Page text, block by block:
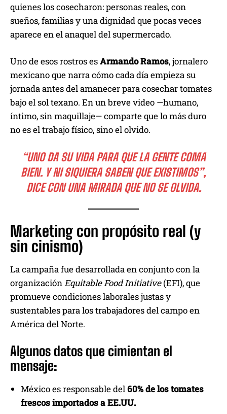
quienes los cosecharon: personas reales, con
sueños, familias y una dignidad que pocas veces
aparece en el anaquel del supermercado.
Uno de esos rostros esArmando Ramos, jornalero
mexicano que narra cómo cada día empieza su
jornada antes del amanecer para cosechar tomates
bajo el sol texano. En un breve video —humano,
íntimo, sin maquillaje— comparte que lo más duro
no es el trabajo físico, sino el olvido.
“UNO DA SU VIDA PARA QUE LA GENTE COMA
BIEN. Y NI SIQUIERA SABEN QUE EXISTIMOS”,
DICE CON UNA MIRADA QUE NO SE OLVIDA.
Marketing con propósito real (y
sin cinismo)
La campaña fue desarrollada en conjunto con la
organización Equitable Food Initiative(EFI), que
promueve condiciones laborales justas y
sustentables para los trabajadores del campo en
América del Norte.
Algunos datos que cimientan el
mensaje:
México es responsable del60% de los tomates
frescos importados a EE.UU.